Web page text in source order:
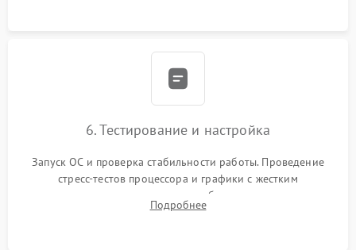
6. Тестирование и настройка
Запуск ОС и проверка стабильности работы. Проведение
стресс-тестов процессора и графики с жестким
мониторингом температур во избежание троттлинга.
Проверка работы Wi-Fi, Bluetooth, звука и всех внешних
Подробнее